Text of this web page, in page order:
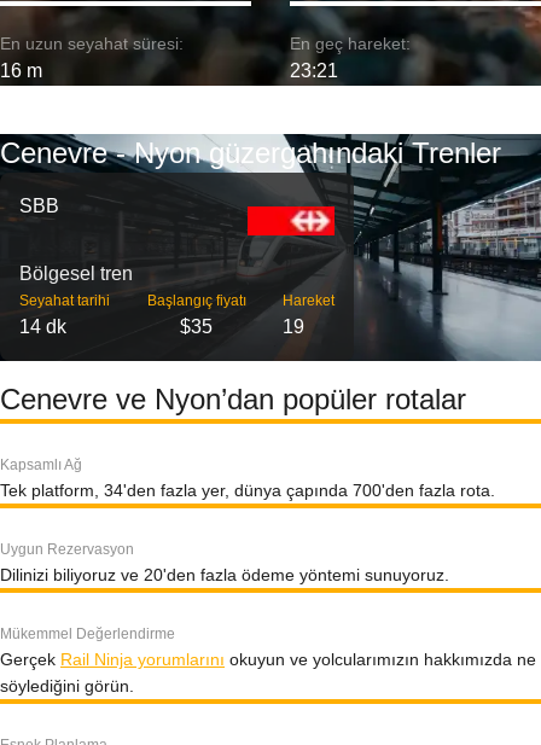
En uzun seyahat süresi:
16 m
En geç hareket:
23:21
Cenevre - Nyon güzergahındaki Trenler
SBB
Bölgesel tren
Seyahat tarihi
14 dk
Başlangıç ​​fiyatı
$35
Hareket
19
Cenevre ve Nyon’dan popüler rotalar
Kapsamlı Ağ
Tek platform, 34'den fazla yer, dünya çapında 700'den fazla rota.
Uygun Rezervasyon
Dilinizi biliyoruz ve 20'den fazla ödeme yöntemi sunuyoruz.
Mükemmel Değerlendirme
Gerçek Rail Ninja yorumlarını okuyun ve yolcularımızın hakkımızda ne
söylediğini görün.